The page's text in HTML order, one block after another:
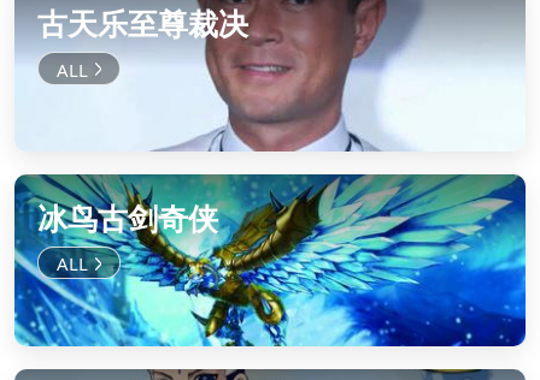
古天乐至尊裁决
冰鸟古剑奇侠